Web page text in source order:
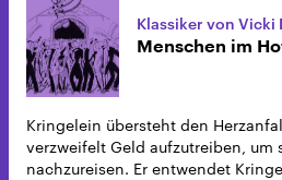
Klassiker von Vicki
Menschen im
Kringelein übersteht den
verzweifelt Geld aufzutreiben, um
nachzureisen. Er entwendet